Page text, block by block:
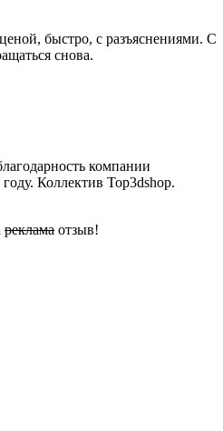
быстро, с разъяснениями. С
снова.
компании
Коллектив Top3dshop.
реклама отзыв!